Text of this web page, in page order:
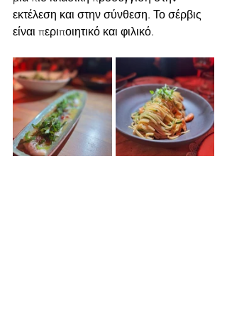
εκτέλεση και στην σύνθεση. Το σέρβις
είναι περιποιητικό και φιλικό.